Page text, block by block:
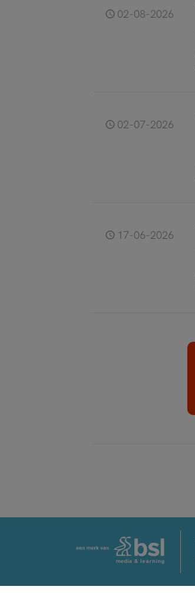
02-08-2026
02-07-2026
17-06-2026